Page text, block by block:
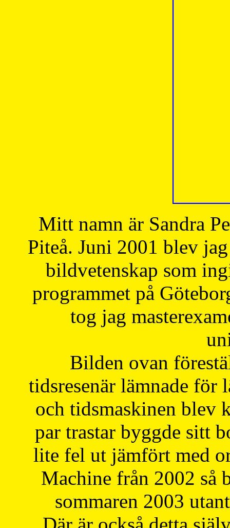
Mitt namn är Sandra
Piteå. Juni 2001 blev
bildvetenskap som
programmet på
tog jag
Bilden ovan
tidsresenär lämnade för
och tidsmaskinen blev
par trastar byggde sitt
lite fel ut jämfört med
Machine från 2002 så
sommaren 2003